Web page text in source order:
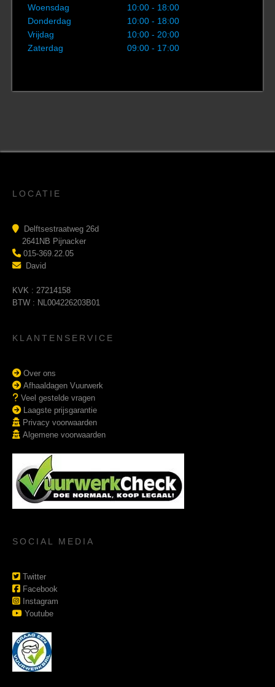
Woensdag
10:00 - 18:00
Donderdag
10:00 - 18:00
Vrijdag
10:00 - 20:00
Zaterdag
09:00 - 17:00
LOCATIE
Delftsestraatweg 26d
2641NB Pijnacker
015-369.22.05
David
KVK : 27214158
BTW : NL004226203B01
KLANTENSERVICE
Over ons
Afhaaldagen Vuurwerk
Veel gestelde vragen
Laagste prijsgarantie
Privacy voorwaarden
Algemene voorwaarden
SOCIAL MEDIA
Twitter
Facebook
Instagram
Youtube